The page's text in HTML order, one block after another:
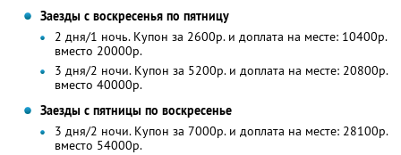
Заезды с воскресенья по пятницу
2 дня/1 ночь. Купон за 2600р. и доплата на месте: 10400р.
вместо 20000р.
3 дня/2 ночи. Купон за 5200р. и доплата на месте: 20800р.
вместо 40000р.
Заезды с пятницы по воскресенье
3 дня/2 ночи. Купон за 7000р. и доплата на месте: 28100р.
вместо 54000р.